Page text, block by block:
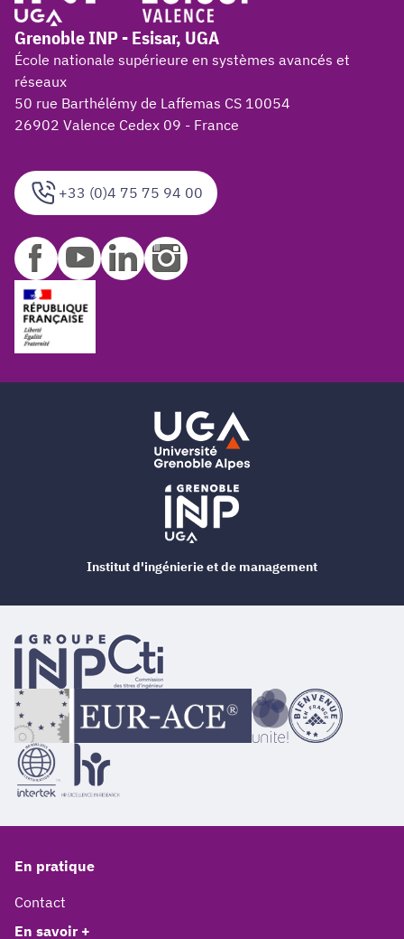
+33 (0)4 75 75 94 00
Grenoble INP - Esisar, UGA
École nationale supérieure en systèmes avancés et
réseaux
50 rue Barthélémy de Laffemas CS 10054
26902 Valence Cedex 09 - France
En pratique
Contact
En savoir +
Institut d'ingénierie et de management